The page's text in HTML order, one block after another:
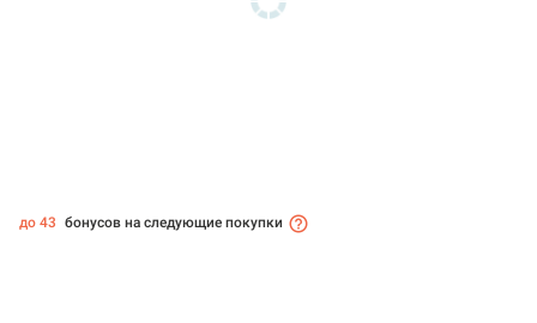
до 43 бонусов на следующие покупки